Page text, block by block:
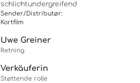
schlichtundergreifend
Sender/Distributør:
Kortfilm
Uwe Greiner
Retning
Verkäuferin
Støttende rolle